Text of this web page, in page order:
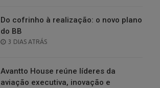
Do cofrinho à realização: o novo plano
do BB
POSTED
3 DIAS ATRÁS
Avantto House reúne líderes da
aviação executiva, inovação e